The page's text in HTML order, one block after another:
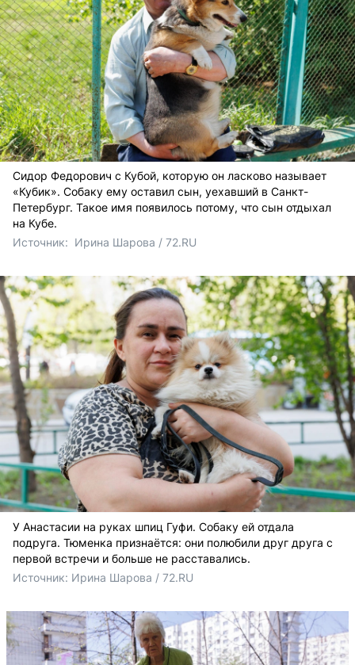
Сидор Федорович с Кубой, которую он ласково называет
«Кубик». Собаку ему оставил сын, уехавший в Санкт-
Петербург. Такое имя появилось потому, что сын отдыхал
на Кубе.
Источник: Ирина Шарова / 72.RU
У Анастасии на руках шпиц Гуфи. Собаку ей отдала
подруга. Тюменка признаётся: они полюбили друг друга с
первой встречи и больше не расставались.
Источник: Ирина Шарова / 72.RU